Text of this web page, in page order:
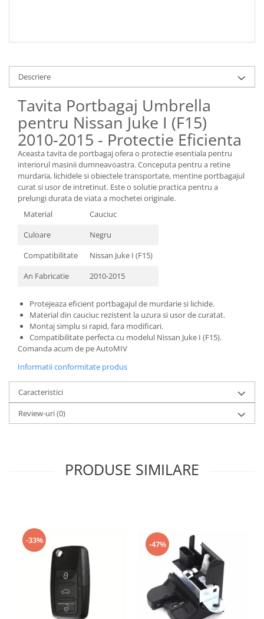
Descriere
Tavita Portbagaj Umbrella
pentru Nissan Juke I (F15)
2010-2015 - Protectie Eficienta
Aceasta tavita de portbagaj ofera o protectie esentiala pentru
interiorul masinii dumneavoastra. Conceputa pentru a retine
murdaria, lichidele si obiectele transportate, mentine portbagajul
curat si usor de intretinut. Este o solutie practica pentru a
prelungi durata de viata a mochetei originale.
Material
Cauciuc
Culoare
Negru
Compatibilitate
Nissan Juke I (F15)
An Fabricatie
2010-2015
Protejeaza eficient portbagajul de murdarie si lichide.
Material din cauciuc rezistent la uzura si usor de curatat.
Montaj simplu si rapid, fara modificari.
Compatibilitate perfecta cu modelul Nissan Juke I (F15).
Comanda acum de pe AutoMIV
Informatii conformitate produs
Caracteristici
Review-uri(0)
PRODUSE SIMILARE
-33% -47%